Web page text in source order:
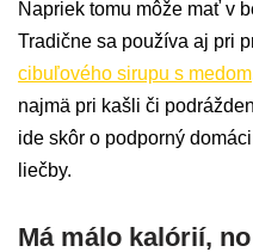
Napriek tomu môže mať v
Tradične sa používa aj pri
cibuľového sirupu s medom
najmä pri kašli či
ide skôr o podporný
liečby.
Má málo kalórií,